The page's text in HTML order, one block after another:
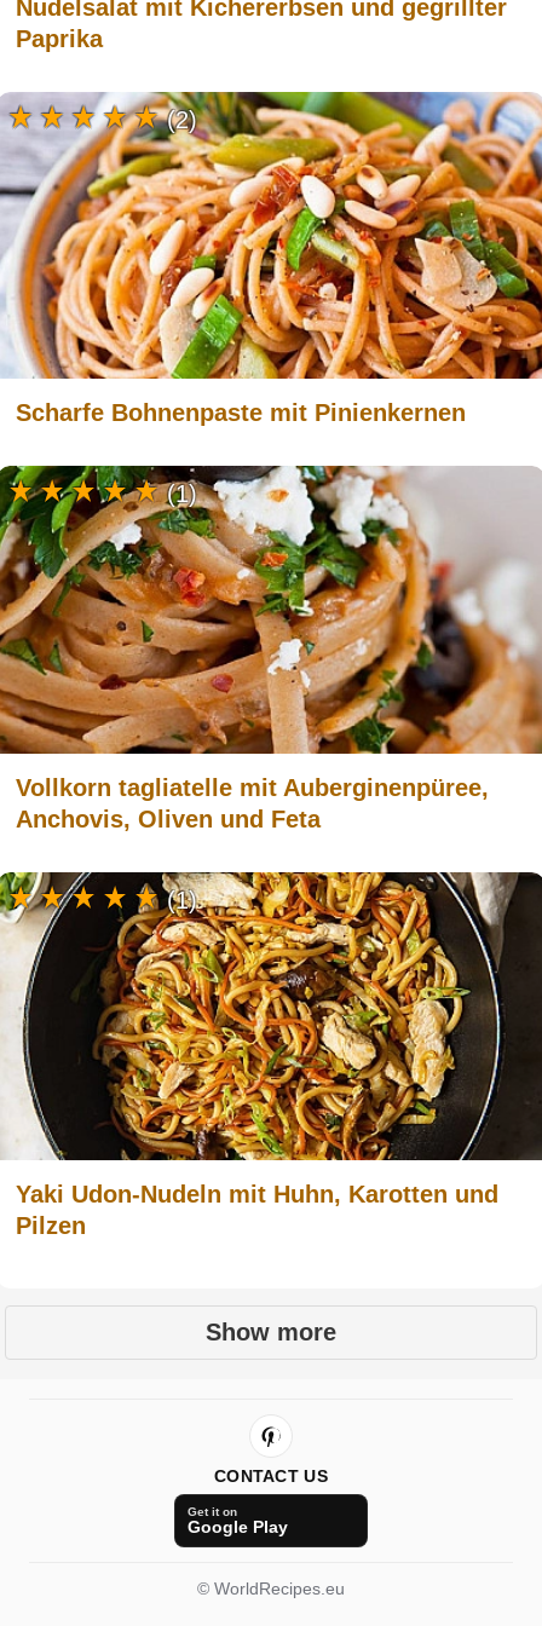
Nudelsalat mit Kichererbsen und gegrillter
Paprika
Scharfe Bohnenpaste mit Pinienkernen
(2)
Vollkorn tagliatelle mit Auberginenpüree,
Anchovis, Oliven und Feta
(1)
Yaki Udon-Nudeln mit Huhn, Karotten und
Pilzen
(1)
Show more
CONTACT US
Get it on
Google Play
© WorldRecipes.eu